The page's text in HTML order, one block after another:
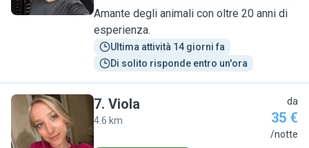
Amante degli animali con oltre 20 anni di
esperienza.
Ultima attività 14 giorni fa
Di solito risponde entro un'ora
V
7. Viola
4.6 km
da
35 €
/notte